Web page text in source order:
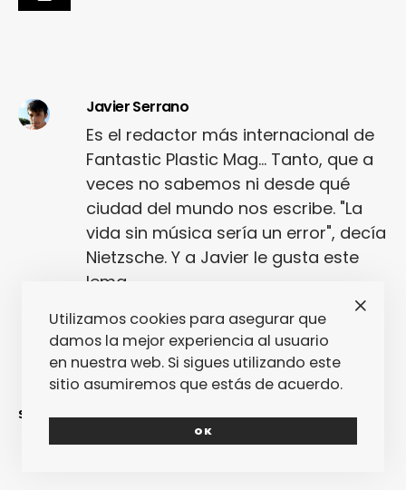
Javier Serrano
Es el redactor más internacional de
Fantastic Plastic Mag... Tanto, que a
veces no sabemos ni desde qué
ciudad del mundo nos escribe. "La
vida sin música sería un error", decía
Nietzsche. Y a Javier le gusta este
lema.
SINCERAMENTE
Utilizamos cookies para asegurar que
damos la mejor experiencia al usuario
en nuestra web. Si sigues utilizando este
sitio asumiremos que estás de acuerdo.
OK